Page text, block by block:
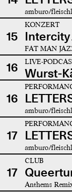
amburo/
15
KONZERT
Intercity
FAT MAN
16 LIVE-
Wurst-
16
amburo/
17
amburo/
17
CLUB
Anthems